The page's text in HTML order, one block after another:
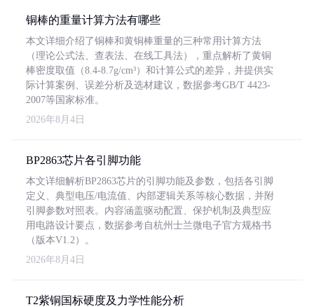
铜棒的重量计算方法有哪些
本文详细介绍了铜棒和黄铜棒重量的三种常用计算方法
（理论公式法、查表法、在线工具法），重点解析了黄铜
棒密度取值（8.4-8.7g/cm³）和计算公式的差异，并提供实
际计算案例、误差分析及选材建议，数据参考GB/T 4423-
2007等国家标准。
2026年8月4日
BP2863芯片各引脚功能
本文详细解析BP2863芯片的引脚功能及参数，包括各引脚
定义、典型电压/电流值、内部逻辑关系等核心数据，并附
引脚参数对照表。内容涵盖驱动配置、保护机制及典型应
用电路设计要点，数据参考自杭州士兰微电子官方规格书
（版本V1.2）。
2026年8月4日
T2紫铜国标硬度及力学性能分析